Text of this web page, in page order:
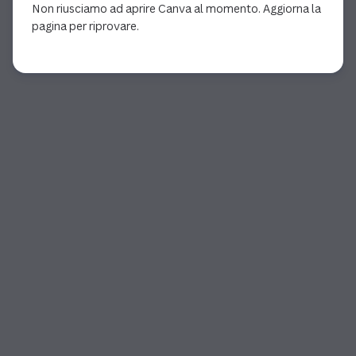
Non riusciamo ad aprire Canva al momento. Aggiorna la
pagina per riprovare.